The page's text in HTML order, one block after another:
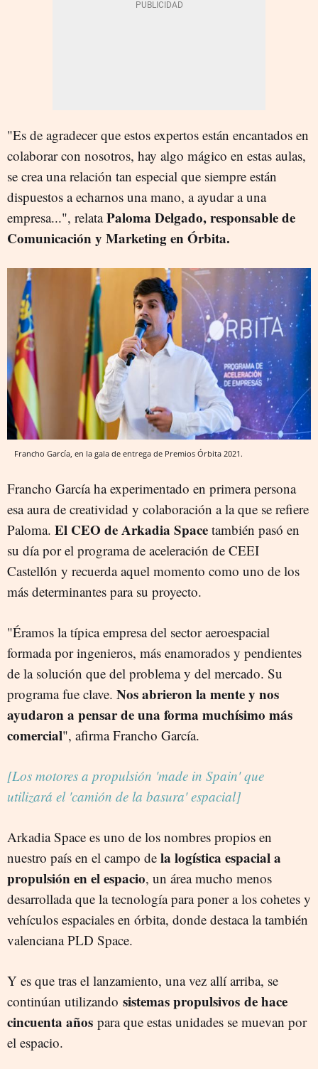
"Es de agradecer que estos expertos están encantados en
colaborar con nosotros, hay algo mágico en estas aulas,
se crea una relación tan especial que siempre están
dispuestos a echarnos una mano, a ayudar a una
empresa...", relataPaloma Delgado, responsable de
Comunicación y Marketing en Órbita.
Francho García, en la gala de entrega de Premios Órbita 2021.
Francho García ha experimentado en primera persona
esa aura de creatividad y colaboración a la que se refiere
Paloma. El CEO de Arkadia Space también pasó en
su día por el programa de aceleración de CEEI
Castellón y recuerda aquel momento como uno de los
más determinantes para su proyecto.
"Éramos la típica empresa del sector aeroespacial
formada por ingenieros, más enamorados y pendientes
de la solución que del problema y del mercado. Su
programa fue clave. Nos abrieron la mente y nos
ayudaron a pensar de una forma muchísimo más
comercial", afirma Francho García.
[Los motores a propulsión 'made in Spain' que
utilizará el 'camión de la basura' espacial]
Arkadia Space es uno de los nombres propios en
nuestro país en el campo de la logística espacial a
propulsión en el espacio, un área mucho menos
desarrollada que la tecnología para poner a los cohetes y
vehículos espaciales en órbita, donde destaca la también
valenciana PLD Space.
Y es que tras el lanzamiento, una vez allí arriba, se
continúan utilizando sistemas propulsivos de hace
cincuenta años para que estas unidades se muevan por
el espacio.